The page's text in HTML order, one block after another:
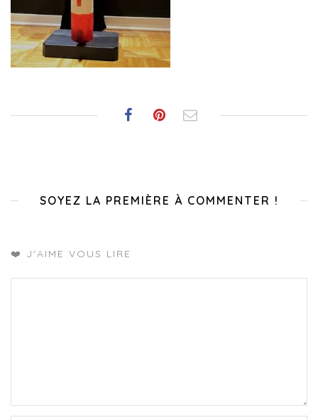
SOYEZ LA PREMIÈRE À COMMENTER !
❤️ J'AIME VOUS LIRE